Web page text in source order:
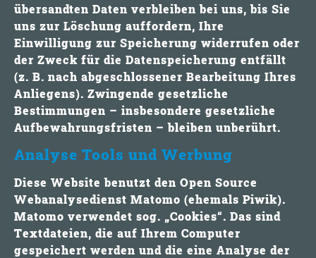
übersandten Daten verbleiben bei uns, bis Sie
uns zur Löschung auffordern, Ihre
Einwilligung zur Speicherung widerrufen oder
der Zweck für die Datenspeicherung entfällt
(z. B. nach abgeschlossener Bearbeitung Ihres
Anliegens). Zwingende gesetzliche
Bestimmungen – insbesondere gesetzliche
Aufbewahrungsfristen – bleiben unberührt.
Analyse Tools und Werbung
Diese Website benutzt den Open Source
Webanalysedienst Matomo (ehemals Piwik).
Matomo verwendet sog. „Cookies“. Das sind
Textdateien, die auf Ihrem Computer
gespeichert werden und die eine Analyse der